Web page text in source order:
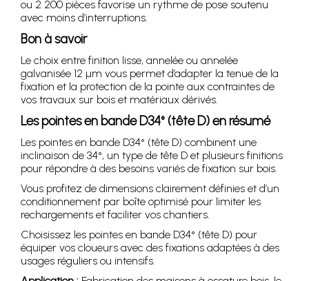
ou 2 200 pièces favorise un rythme de pose soutenu
avec moins d’interruptions.
Bon à savoir
Le choix entre finition lisse, annelée ou annelée
galvanisée 12 µm vous permet d’adapter la tenue de la
fixation et la protection de la pointe aux contraintes de
vos travaux sur bois et matériaux dérivés.
Les pointes en bande D34° (tête D) en résumé
Les pointes en bande D34° (tête D) combinent une
inclinaison de 34°, un type de tête D et plusieurs finitions
pour répondre à des besoins variés de fixation sur bois.
Vous profitez de dimensions clairement définies et d’un
conditionnement par boîte optimisé pour limiter les
rechargements et faciliter vos chantiers.
Choisissez les pointes en bande D34° (tête D) pour
équiper vos cloueurs avec des fixations adaptées à des
usages réguliers ou intensifs.